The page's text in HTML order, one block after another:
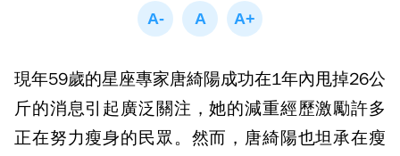
現年59歲的星座專家唐綺陽成功在1年內甩掉26公
斤的消息引起廣泛關注，她的減重經歷激勵許多
正在努力瘦身的民眾。然而，唐綺陽也坦承在瘦